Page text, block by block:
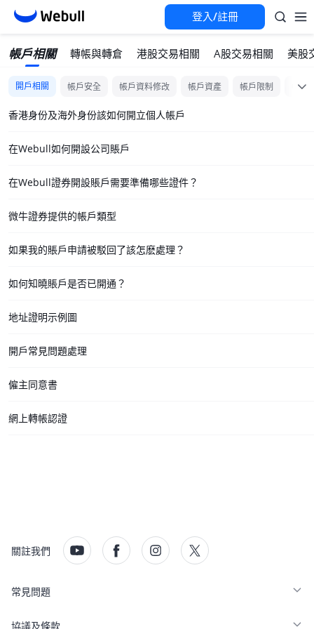
登入/註冊
帳戶相關 轉帳與轉倉 港股交易相關 A股交易相關 美股
開戶相關 帳戶安全 帳戶資料修改 帳戶資產 帳戶限制 帳
香港身份及海外身份該如何開立個人帳戶
在Webull如何開設公司賬戶
在Webull證券開設賬戶需要準備哪些證件？
微牛證券提供的帳戶類型
如果我的賬戶申請被駁回了該怎麽處理？
如何知曉賬戶是否已開通？
地址證明示例圖
開戶常見問題處理
僱主同意書
網上轉帳認證
關註我們
常見問題
協議及條款